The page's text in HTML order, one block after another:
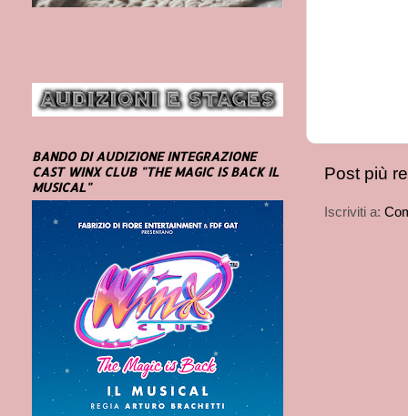
Post più
Iscriviti a:
BANDO DI AUDIZIONE INTEGRAZIONE
CAST WINX CLUB "THE MAGIC IS BACK IL
MUSICAL"